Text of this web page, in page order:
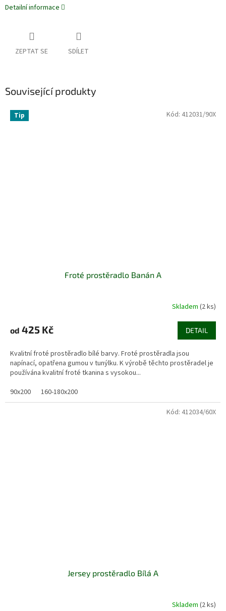
Detailní informace
ZEPTAT SE SDÍLET
Související produkty
Tip
Froté prostěradlo Banán A
Skladem (2 ks)
od 425 Kč DETAIL
Kvalitní froté prostěradlo bílé barvy. Froté prostěradla jsou
napínací, opatřena gumou v tunýlku. K výrobě těchto prostěradel je
používána kvalitní froté tkanina s vysokou...
90x200
160-180x200
Kód: 412031/90X
Jersey prostěradlo Bílá A
Skladem (2 ks)
Kód: 412034/60X